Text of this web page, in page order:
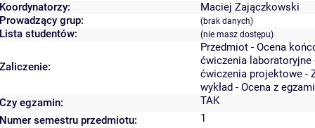
Koordynatorzy:
Maciej Zajączkowski
Prowadzący grup:
(brak danych)
Lista studentów: (nie masz dostępu)
Zaliczenie:
Przedmiot - Ocena
ćwiczenia laboratoryjne
ćwiczenia projektowe -
wykład - Ocena z
Czy egzamin:
TAK
Numer semestru przedmiotu:
1